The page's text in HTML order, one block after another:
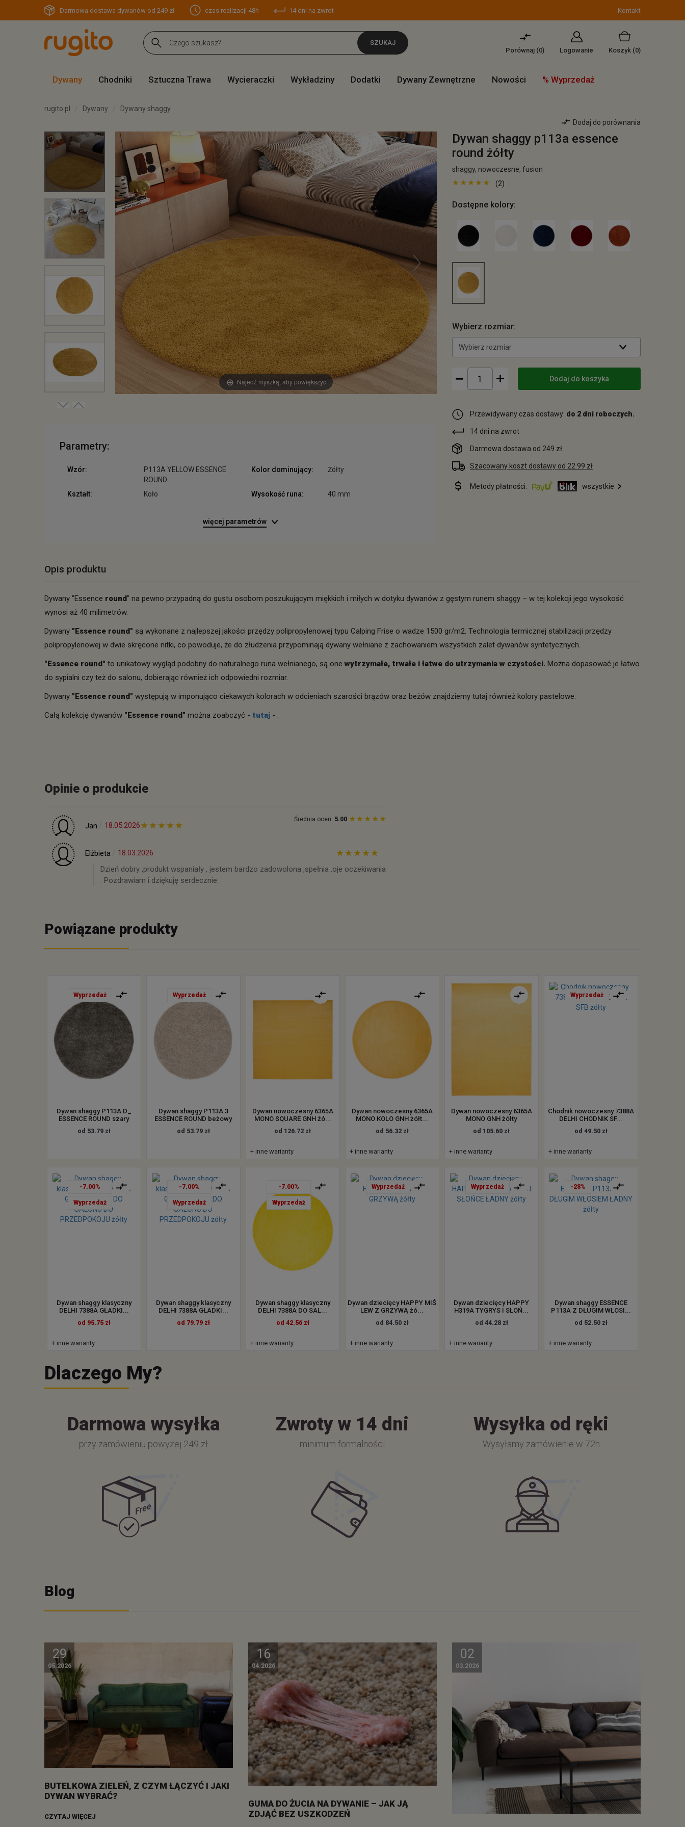
Darmowa dostawa dywanów od 249 zł czas realizacji 48h 14 dni na zwrot Kontakt
SZUKAJ
Porównaj (0) Logowanie Koszyk (0)
Dywany Chodniki Sztuczna Trawa Wycieraczki Wykładziny Dodatki Dywany Zewnętrzne Nowości % Wyprzedaż
rugito.pl Dywany Dywany shaggy
Najedź myszką, aby powiększyć
Parametry:
Wzór:
P113A YELLOW ESSENCE
ROUND
Kolor dominujący: Żółty
Kształt: Koło Wysokość runa: 40 mm
więcej parametrów
Dodaj do porównania
Dywan shaggy p113a essence
round żółty
shaggy, nowoczesne, fusion
(2)
Dostępne kolory:
Wybierz rozmiar:
Wybierz rozmiar
Dodaj do koszyka
Przewidywany czas dostawy: do 2 dni roboczych.
14 dni na zwrot
Darmowa dostawa od 249 zł
Szacowany koszt dostawy od 22.99 zł
Metody płatności: wszystkie
Opis produktu
Dywany "Essence round" na pewno przypadną do gustu osobom poszukującym miękkich i miłych w dotyku dywanów z gęstym runem shaggy – w tej kolekcji jego wysokość
wynosi aż 40 milimetrów.
Dywany "Essence round" są wykonane z najlepszej jakości przędzy polipropylenowej typu Calping Frise o wadze 1500 gr/m2. Technologia termicznej stabilizacji przędzy
polipropylenowej w dwie skręcone nitki, co powoduje, że do złudzenia przypominają dywany wełniane z zachowaniem wszystkich zalet dywanów syntetycznych.
"Essence round" to unikatowy wygląd podobny do naturalnego runa wełnianego, są one wytrzymałe, trwałe i łatwe do utrzymania w czystości. Można dopasować je łatwo
do sypialni czy też do salonu, dobierając również ich odpowiedni rozmiar.
Dywany "Essence round" występują w imponująco ciekawych kolorach w odcieniach szarości brązów oraz beżów znajdziemy tutaj również kolory pastelowe.
Całą kolekcję dywanów "Essence round" można zoabczyć - tutaj - .
Opinie o produkcie
Średnia ocen: 5.00
Jan 18.05.2026
Elżbieta
18.03.2026
Dzień dobry ,produkt wspaniały , jestem bardzo zadowolona ,spełnia .oje oczekiwania
. Pozdrawiam i dziękuję serdecznie.
Powiązane produkty
Wyprzedaż
Dywan shaggy P113A D_
ESSENCE ROUND szary
od 53.79 zł
Wyprzedaż
Dywan shaggy P113A 3
ESSENCE ROUND beżowy
od 53.79 zł
Dywan nowoczesny 6365A
MONO SQUARE GNH żó...
od 126.72 zł
+ inne warianty
Dywan nowoczesny 6365A
MONO KOLO GNH żółt...
od 56.32 zł
+ inne warianty
Dywan nowoczesny 6365A
MONO GNH żółty
od 105.60 zł
+ inne warianty
Wyprzedaż
Chodnik nowoczesny 7388A
DELHI CHODNIK SF...
od 49.50 zł
+ inne warianty
-7.00%
Wyprzedaż
Dywan shaggy klasyczny
DELHI 7388A GŁADKI...
od 95.75 zł
+ inne warianty
-7.00%
Wyprzedaż
Dywan shaggy klasyczny
DELHI 7388A GŁADKI...
od 79.79 zł
-7.00%
Wyprzedaż
Dywan shaggy klasyczny
DELHI 7388A DO SAL...
od 42.56 zł
+ inne warianty
Wyprzedaż
Dywan dziecięcy HAPPY MIŚ
LEW Z GRZYWĄ żó...
od 84.50 zł
+ inne warianty
Wyprzedaż
Dywan dziecięcy HAPPY
H319A TYGRYS I SŁOŃ...
od 44.28 zł
+ inne warianty
-28%
Dywan shaggy ESSENCE
P113A Z DŁUGIM WŁOSI...
od 52.50 zł
+ inne warianty
Dlaczego My?
Darmowa wysyłka
przy zamówieniu powyżej 249 zł
Zwroty w 14 dni
minimum formalności
Wysyłka od ręki
Wysyłamy zamówienie w 72h
Blog
29
05.2026
BUTELKOWA ZIELEŃ, Z CZYM ŁĄCZYĆ I JAKI
DYWAN WYBRAĆ?
CZYTAJ WIĘCEJ
16
04.2026
GUMA DO ŻUCIA NA DYWANIE – JAK JĄ
ZDJĄĆ BEZ USZKODZEŃ
02
03.2026